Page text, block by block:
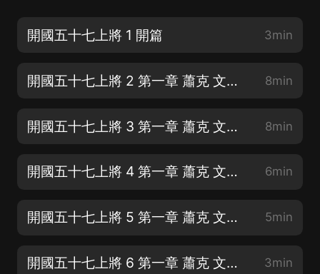
開國五十七上將 1 開篇 3min
開國五十七上將 2 第一章 蕭克 文壇武將-以天下為己任 8min
開國五十七上將 3 第一章 蕭克 文壇武將-揭竿而起（1） 8min
開國五十七上將 4 第一章 蕭克 文壇武將-揭竿而起（2） 6min
開國五十七上將 5 第一章 蕭克 文壇武將-揭竿而起（3） 5min
開國五十七上將 6 第一章 蕭克 文壇武將-上井岡山干革命 3min